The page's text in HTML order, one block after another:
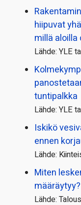
hiipuvat
millä aloilla
Lähde: YLE
tuntipalkka
Lähde: YLE
Iskikö
ennen
Lähde:
Miten
määräytyy?
Lähde: